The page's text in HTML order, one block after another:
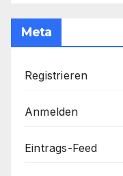
Meta
Registrieren
Anmelden
Eintrags-Feed